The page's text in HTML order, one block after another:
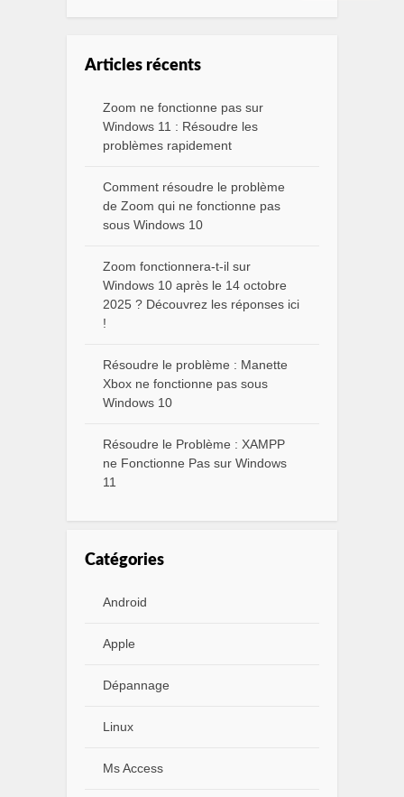
Articles récents
Zoom ne fonctionne pas sur
Windows 11 : Résoudre les
problèmes rapidement
Comment résoudre le problème
de Zoom qui ne fonctionne pas
sous Windows 10
Zoom fonctionnera-t-il sur
Windows 10 après le 14 octobre
2025 ? Découvrez les réponses ici
!
Résoudre le problème : Manette
Xbox ne fonctionne pas sous
Windows 10
Résoudre le Problème : XAMPP
ne Fonctionne Pas sur Windows
11
Catégories
Android
Apple
Dépannage
Linux
Ms Access